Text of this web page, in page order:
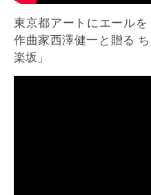
東京都アートにエール
作曲家西澤健一と贈る
楽坂」